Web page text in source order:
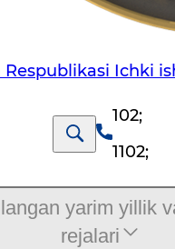
Rеspublikаsi Ichki
102;
1102;
yarim yillik
rejalari